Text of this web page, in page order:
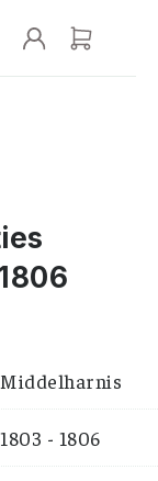
Middelharnis
1803 - 1806